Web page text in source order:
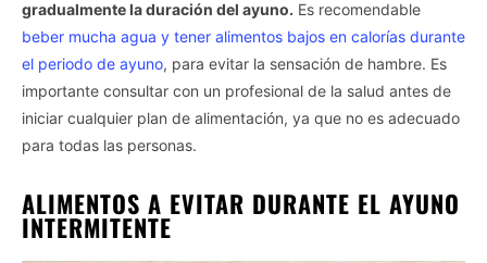
gradualmente la duración del ayuno. Es recomendable
beber mucha agua y tener alimentos bajos en calorías durante
el periodo de ayuno, para evitar la sensación de hambre. Es
importante consultar con un profesional de la salud antes de
iniciar cualquier plan de alimentación, ya que no es adecuado
para todas las personas.
ALIMENTOS A EVITAR DURANTE EL AYUNO
INTERMITENTE